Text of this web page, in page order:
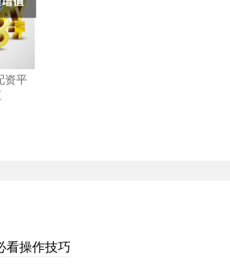
资平
看操作技巧